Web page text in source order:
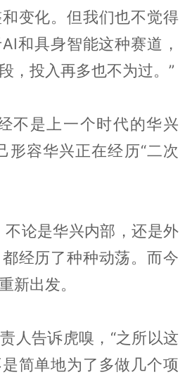
变化。但我们也不觉得
和具身智能这种赛道，
，投入再多也不为过。”
不是上一个时代的华兴
形容华兴正在经历“二次
不论是华兴内部，还是外
经历了种种动荡。而今
新出发。
人告诉虎嗅，“之所以这
简单地为了多做几个项